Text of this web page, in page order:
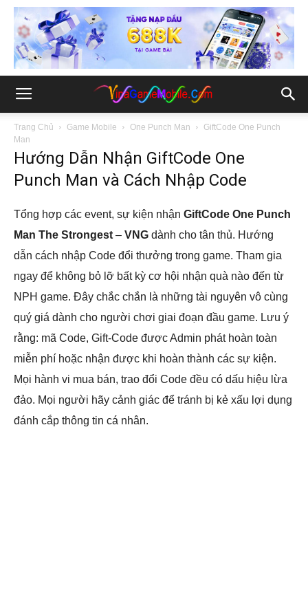
Trang Chủ Game Mobile One Punch Man
GiftCode One Punch
Man
Hướng Dẫn Nhận GiftCode One
Punch Man và Cách Nhập Code
Tổng hợp các event, sự kiện nhận GiftCode One Punch
Man The Strongest – VNG dành cho tân thủ. Hướng
dẫn cách nhập Code đổi thưởng trong game. Tham gia
ngay để không bỏ lỡ bất kỳ cơ hội nhận quà nào đến từ
NPH game. Đây chắc chắn là những tài nguyên vô cùng
quý giá dành cho người chơi giai đoạn đầu game. Lưu ý
rằng: mã Code, Gift-Code được Admin phát hoàn toàn
miễn phí hoặc nhận được khi hoàn thành các sự kiện.
Mọi hành vi mua bán, trao đổi Code đều có dấu hiệu lừa
đảo. Mọi người hãy cảnh giác để tránh bị kẻ xấu lợi dụng
đánh cắp thông tin cá nhân.